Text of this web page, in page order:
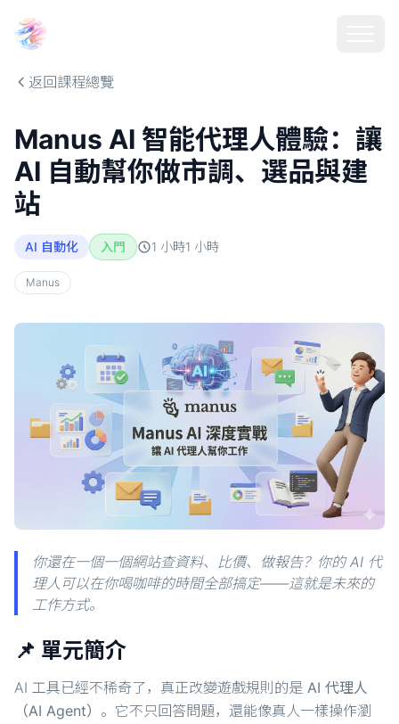
返回課程總覽
Manus AI 智能代理人體驗：讓
AI 自動幫你做市調、選品與建
站
AI 自動化 入門 1 小時1 小時
Manus
你還在一個一個網站查資料、比價、做報告？你的 AI 代
理人可以在你喝咖啡的時間全部搞定——這就是未來的
工作方式。
📌 單元簡介
AI 工具已經不稀奇了，真正改變遊戲規則的是 AI 代理人
（AI Agent） 。它不只回答問題，還能像真人一樣操作瀏